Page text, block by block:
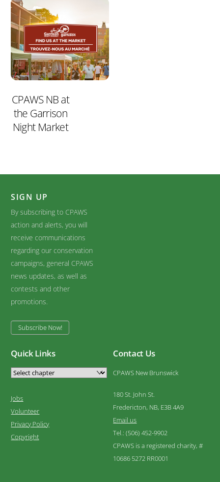
CPAWS NB at
the Garrison
Night Market
SIGN UP
By subscribing to CPAWS
action and alerts, you will
receive communications
regarding our conservation
campaigns, general CPAWS
news updates, as well as
contests and other
promotions.
Subscribe Now!
Quick Links
Jobs
Volunteer
Privacy Policy
Copyright
Contact Us
CPAWS New Brunswick
180 St. John St.
Fredericton, NB, E3B 4A9
Email us
Tel.: (506) 452-9902
CPAWS is a registered charity, #
10686 5272 RR0001